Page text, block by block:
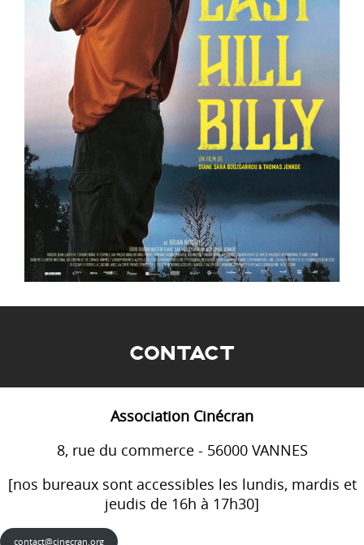
CONTACT
Association Cinécran
8, rue du commerce - 56000 VANNES
[nos bureaux sont accessibles les lundis, mardis et
jeudis de 16h à 17h30]
contact@cinecran.org